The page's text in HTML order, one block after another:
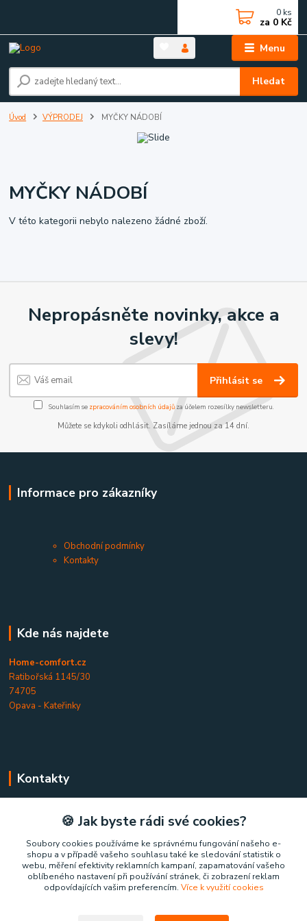
Menu
Hledat
0 ks
za 0 Kč
Úvod VÝPRODEJ MYČKY NÁDOBÍ
MYČKY NÁDOBÍ
V této kategorii nebylo nalezeno žádné zboží.
Nepropásněte novinky, akce a
slevy!
Přihlásit se
Souhlasím se zpracováním osobních údajůza účelem rozesílky newsletteru.
Můžete se kdykoli odhlásit. Zasíláme jednou za 14 dní.
Informace pro zákazníky
Obchodní podmínky
Kontakty
Kde nás najdete
Home-comfort.cz
Ratibořská 1145/30
74705
Opava - Kateřinky
Kontakty
+420 777 852 326
(Po-Pá, 9-17 hod.)
home-comfort@home-comfort.cz
🍪 Jak byste rádi své cookies?
Soubory cookies používáme ke správnému fungování našeho e-
shopu a v případě vašeho souhlasu také ke sledování statistik o
webu, měření efektivity reklamních kampaní, zapamatování vašeho
oblíbeného nastavení při používání stránek, či zobrazení reklam
odpovídajících vašim preferencím. Více k využití cookies